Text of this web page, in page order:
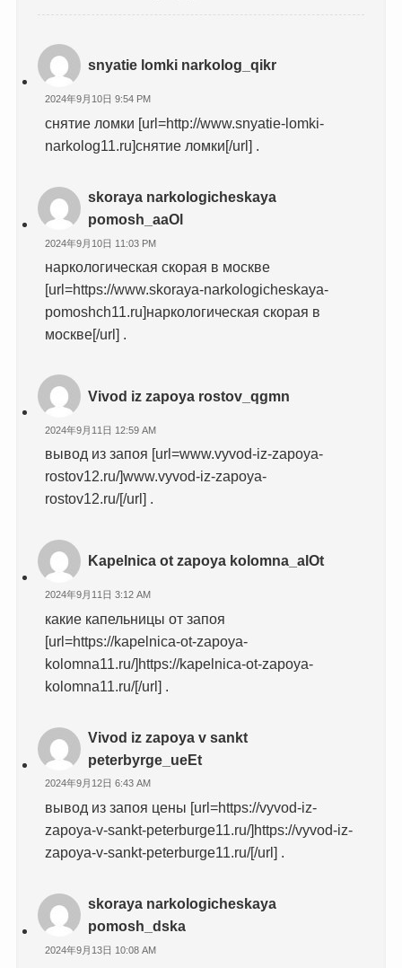
snyatie lomki narkolog_qikr
2024年9月10日 9:54 PM
снятие ломки [url=http://www.snyatie-lomki-
narkolog11.ru]снятие ломки[/url] .
skoraya narkologicheskaya
pomosh_aaOl
2024年9月10日 11:03 PM
наркологическая скорая в москве
[url=https://www.skoraya-narkologicheskaya-
pomoshch11.ru]наркологическая скорая в
москве[/url] .
Vivod iz zapoya rostov_qgmn
2024年9月11日 12:59 AM
вывод из запоя [url=www.vyvod-iz-zapoya-
rostov12.ru/]www.vyvod-iz-zapoya-
rostov12.ru/[/url] .
Kapelnica ot zapoya kolomna_alOt
2024年9月11日 3:12 AM
какие капельницы от запоя
[url=https://kapelnica-ot-zapoya-
kolomna11.ru/]https://kapelnica-ot-zapoya-
kolomna11.ru/[/url] .
Vivod iz zapoya v sankt
peterbyrge_ueEt
2024年9月12日 6:43 AM
вывод из запоя цены [url=https://vyvod-iz-
zapoya-v-sankt-peterburge11.ru/]https://vyvod-iz-
zapoya-v-sankt-peterburge11.ru/[/url] .
skoraya narkologicheskaya
pomosh_dska
2024年9月13日 10:08 AM